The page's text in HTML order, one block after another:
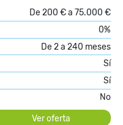
De 200 € a 75.000 €
0%
De 2 a 240 meses
Sí
Sí
No
Ver oferta